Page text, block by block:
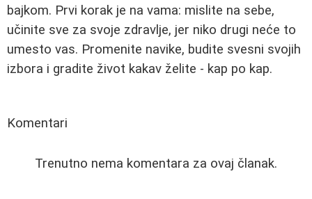
bajkom. Prvi korak je na vama: mislite na sebe,
učinite sve za svoje zdravlje, jer niko drugi neće to
umesto vas. Promenite navike, budite svesni svojih
izbora i gradite život kakav želite - kap po kap.
Komentari
Trenutno nema komentara za ovaj članak.